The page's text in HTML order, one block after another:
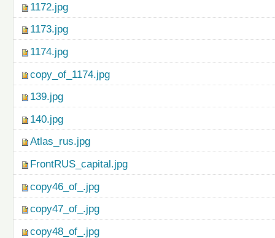
1172.jpg
1173.jpg
1174.jpg
copy_of_1174.jpg
139.jpg
140.jpg
Atlas_rus.jpg
FrontRUS_capital.jpg
copy46_of_.jpg
copy47_of_.jpg
copy48_of_.jpg